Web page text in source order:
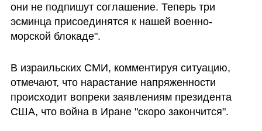
они не подпишут соглашение. Теперь три
эсминца присоединятся к нашей военно-
морской блокаде".
В израильских СМИ, комментируя ситуацию,
отмечают, что нарастание напряженности
происходит вопреки заявлениям президента
США, что война в Иране "скоро закончится".